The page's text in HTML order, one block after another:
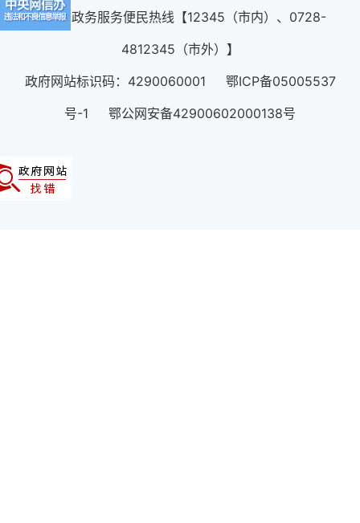
12345政务服务便民热线【12345（市内）、0728-
4812345（市外）】
政府网站标识码：4290060001 鄂ICP备05005537
号-1 鄂公网安备42900602000138号